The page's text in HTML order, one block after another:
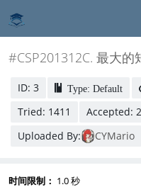
#CSP201312C. 最大的
ID: 3 Type: Default
Tried: 1411 Accepted:
Uploaded By:
CYMario
时间限制： 1.0 秒